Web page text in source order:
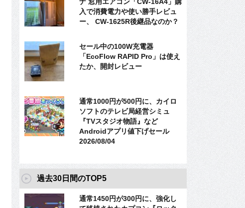
入で消費電力や使い勝手レビュ
ー、 CW-1625R後継品なのか？
セール中の100W充電器
「EcoFlow RAPID Pro」は使え
たか、開封レビュー
通常1000円が500円に、カイロ
ソフトのテレビ局経営シミュ
『TVスタジオ物語』など
Androidアプリ値下げセール
2026/08/04
過去30日間のTOP5
通常1450円が300円に、強化し